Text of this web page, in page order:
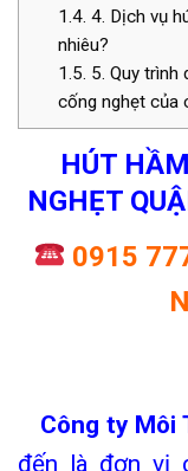
1.4. 4. Dịch vụ
nhiêu?
1.5. 5. Quy trình
cống nghẹt của
HÚT
NGHẸT
0915
Công ty Môi
đến là đơn vị